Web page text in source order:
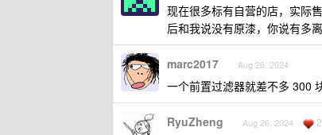
现在很多标有自营的店，实际
后和我说没有原漆，你说有多
marc2017 Aug 26, 2024
一个前置过滤器就差不多 300
RyuZheng Aug 26, 2024 2